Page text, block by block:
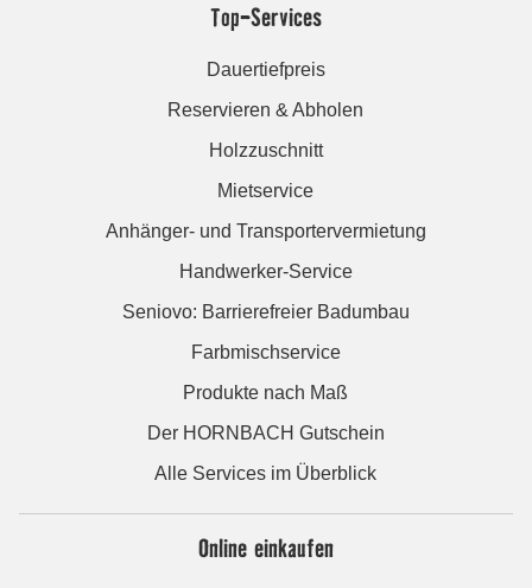
Top-Services
Dauertiefpreis
Reservieren & Abholen
Holzzuschnitt
Mietservice
Anhänger- und Transportervermietung
Handwerker-Service
Seniovo: Barrierefreier Badumbau
Farbmischservice
Produkte nach Maß
Der HORNBACH Gutschein
Alle Services im Überblick
Online einkaufen